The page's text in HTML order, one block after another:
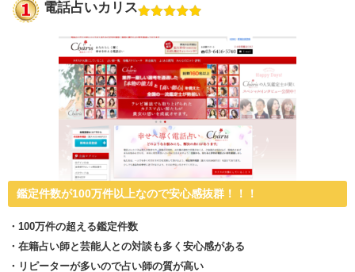
電話占いカリス
鑑定件数が100万件以上なので安心感抜群！！！
・100万件の超える鑑定件数
・在籍占い師と芸能人との対談も多く安心感がある
・リピーターが多いので占い師の質が高い